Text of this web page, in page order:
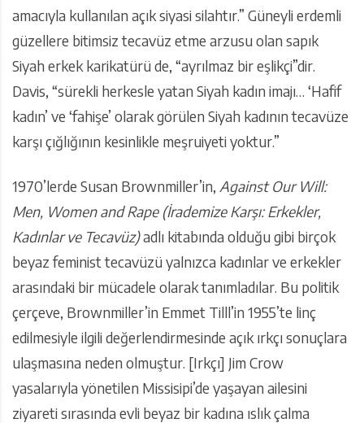
amacıyla kullanılan açık siyasi silahtır.” Güneyli erdemli
güzellere bitimsiz tecavüz etme arzusu olan sapık
Siyah erkek karikatürü de, “ayrılmaz bir eşlikçi”dir.
Davis, “sürekli herkesle yatan Siyah kadın imajı… ‘Hafif
kadın’ ve ‘fahişe’ olarak görülen Siyah kadının tecavüze
karşı çığlığının kesinlikle meşruiyeti yoktur.”
1970’lerde Susan Brownmiller’in, Against Our Will:
Men, Women and Rape (İrademize Karşı: Erkekler,
Kadınlar ve Tecavüz)adlı kitabında olduğu gibi birçok
beyaz feminist tecavüzü yalnızca kadınlar ve erkekler
arasındaki bir mücadele olarak tanımladılar. Bu politik
çerçeve, Brownmiller’in Emmet Tilll’in 1955’te linç
edilmesiyle ilgili değerlendirmesinde açık ırkçı sonuçlara
ulaşmasına neden olmuştur. [Irkçı] Jim Crow
yasalarıyla yönetilen Missisipi’de yaşayan ailesini
ziyareti sırasında evli beyaz bir kadına ıslık çalma